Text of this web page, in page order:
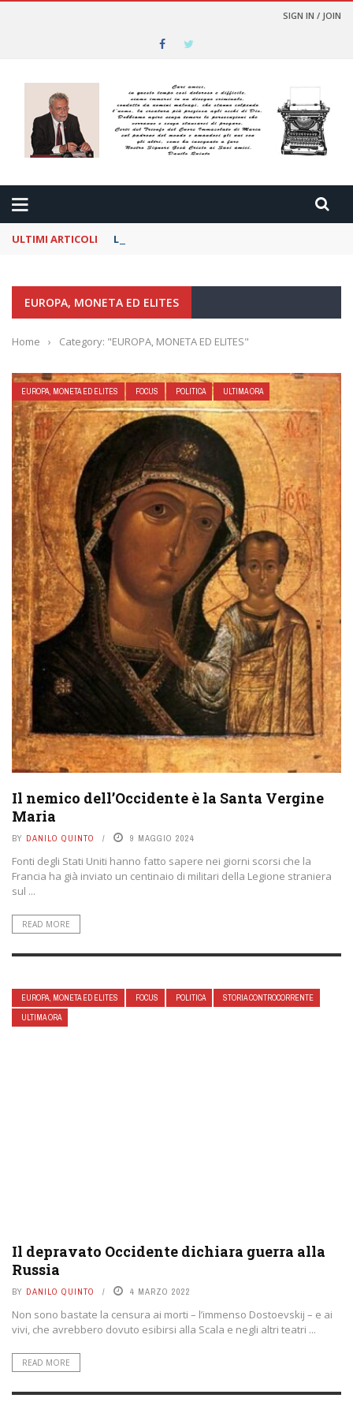
SIGN IN / JOIN
ULTIMI ARTICOLI La delicatezza per i nemici
EUROPA, MONETA ED ELITES
Home › Category: "EUROPA, MONETA ED ELITES"
EUROPA, MONETA ED ELITES FOCUS POLITICA ULTIMA ORA
Il nemico dell’Occidente è la Santa Vergine
Maria
BY DANILO QUINTO 9 MAGGIO 2024
Fonti degli Stati Uniti hanno fatto sapere nei giorni scorsi che la
Francia ha già inviato un centinaio di militari della Legione straniera
sul ...
READ MORE
EUROPA, MONETA ED ELITES FOCUS POLITICA
STORIA CONTROCORRENTE
ULTIMA ORA
Il depravato Occidente dichiara guerra alla
Russia
BY DANILO QUINTO 4 MARZO 2022
Non sono bastate la censura ai morti – l’immenso Dostoevskij – e ai
vivi, che avrebbero dovuto esibirsi alla Scala e negli altri teatri ...
READ MORE